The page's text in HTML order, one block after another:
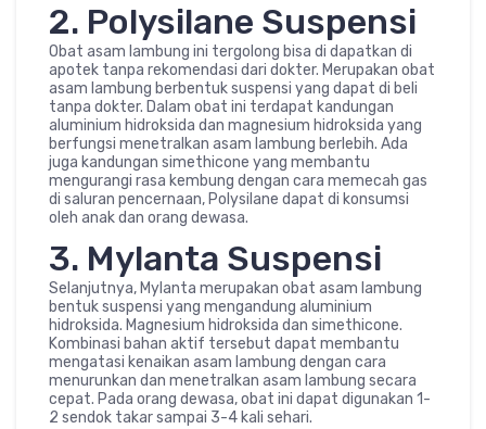
2. Polysilane Suspensi
Obat asam lambung ini tergolong bisa di dapatkan di
apotek tanpa rekomendasi dari dokter. Merupakan obat
asam lambung berbentuk suspensi yang dapat di beli
tanpa dokter. Dalam obat ini terdapat kandungan
aluminium hidroksida dan magnesium hidroksida yang
berfungsi menetralkan asam lambung berlebih. Ada
juga kandungan simethicone yang membantu
mengurangi rasa kembung dengan cara memecah gas
di saluran pencernaan, Polysilane dapat di konsumsi
oleh anak dan orang dewasa.
3. Mylanta Suspensi
Selanjutnya, Mylanta merupakan obat asam lambung
bentuk suspensi yang mengandung aluminium
hidroksida. Magnesium hidroksida dan simethicone.
Kombinasi bahan aktif tersebut dapat membantu
mengatasi kenaikan asam lambung dengan cara
menurunkan dan menetralkan asam lambung secara
cepat. Pada orang dewasa, obat ini dapat digunakan 1-
2 sendok takar sampai 3-4 kali sehari.